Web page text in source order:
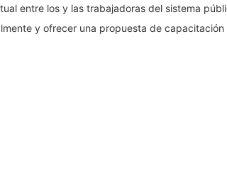
entre los y las trabajadoras del sistema
y ofrecer una propuesta de